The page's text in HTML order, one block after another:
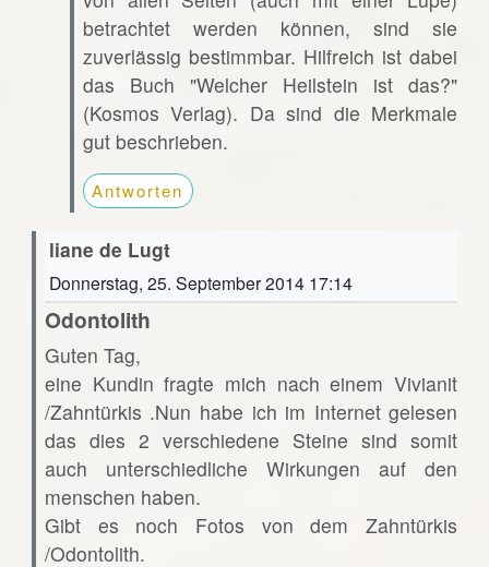
betrachtet werden können, sind sie
zuverlässig bestimmbar. Hilfreich ist dabei
das Buch "Welcher Heilstein ist das?"
(Kosmos Verlag). Da sind die Merkmale
gut beschrieben.
Antworten
liane de Lugt
Donnerstag, 25. September 2014 17:14
Odontolith
Guten Tag,
eine Kundin fragte mich nach einem Vivianit
/Zahntürkis .Nun habe ich im Internet gelesen
das dies 2 verschiedene Steine sind somit
auch unterschiedliche Wirkungen auf den
menschen haben.
Gibt es noch Fotos von dem Zahntürkis
/Odontolith.